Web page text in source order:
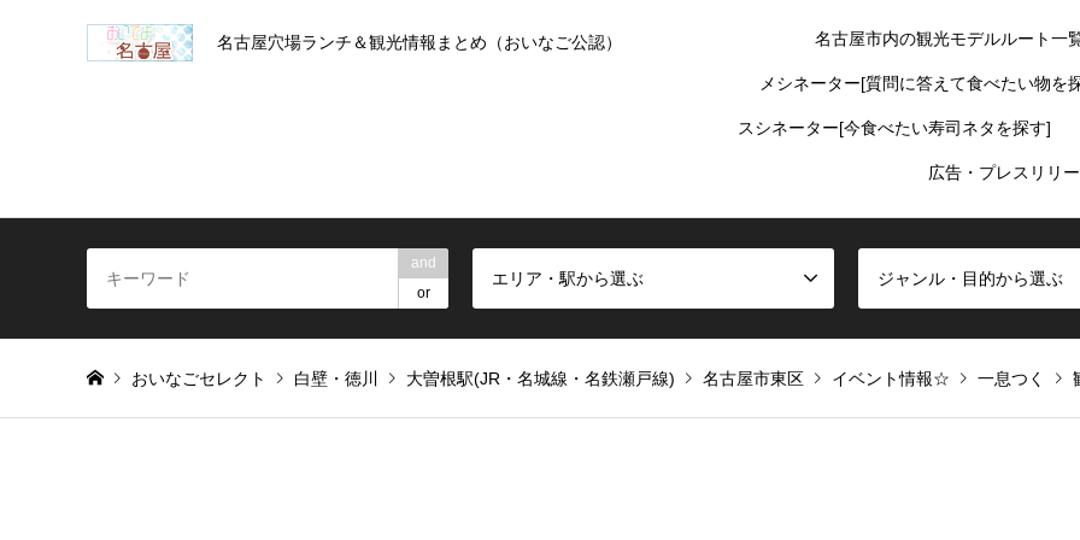
名古屋穴場ランチ＆観光情報まとめ（おいなご公認） 名古屋市内の観光モデルルート一
メシネーター[質問に答えて食べたい物を
スシネーター[今食べたい寿司ネタを探す]
広告・プレスリリ
and
or
エリア・駅から選ぶ ジャンル・目的から選ぶ
おいなごセレクト 白壁・徳川 大曽根駅(JR・名城線・名鉄瀬戸線) 名古屋市東区 イベント情報☆ 一息つく